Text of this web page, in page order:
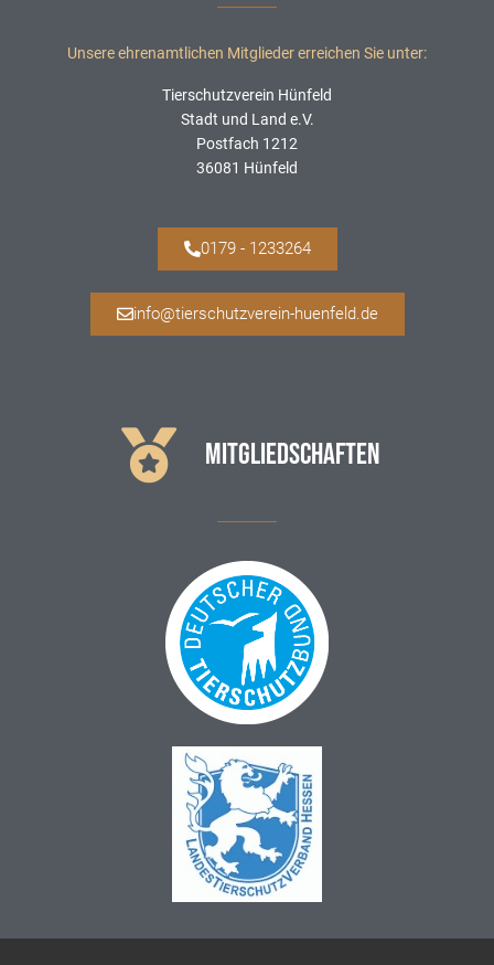
Unsere ehrenamtlichen Mitglieder erreichen Sie unter:
Tierschutzverein Hünfeld
Stadt und Land e.V.
Postfach 1212
36081 Hünfeld
0179 - 1233264
info@tierschutzverein-huenfeld.de
MITGLIEDSCHAFTEN